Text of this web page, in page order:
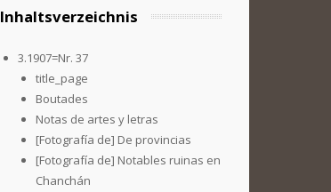
Inhaltsverzeichnis
3.1907=Nr. 37
title_page
Boutades
Notas de artes y letras
[Fotografía de] De provincias
[Fotografía de] Notables ruinas en
Chanchán